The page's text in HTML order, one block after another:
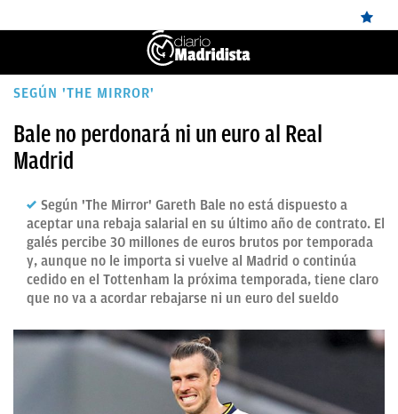
ÚLTIMAS
REAL
BALONCESTO
CANTERA
FICHAJES
SEGÚN 'THE MIRROR'
Bale no perdonará ni un euro al Real
Madrid
Según 'The Mirror' Gareth Bale no está dispuesto a
aceptar una rebaja salarial en su último año de contrato. El
galés percibe 30 millones de euros brutos por temporada
y, aunque no le importa si vuelve al Madrid o continúa
cedido en el Tottenham la próxima temporada, tiene claro
que no va a acordar rebajarse ni un euro del sueldo